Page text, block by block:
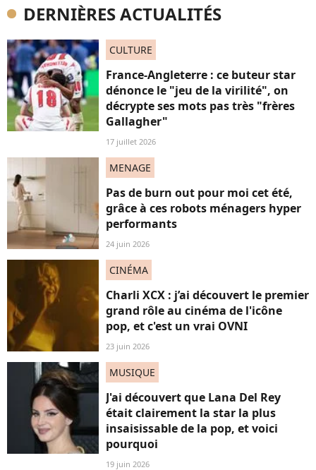
DERNIÈRES ACTUALITÉS
CULTURE
France-Angleterre : ce buteur star
dénonce le "jeu de la virilité", on
décrypte ses mots pas très "frères
Gallagher"
17 juillet 2026
MENAGE
Pas de burn out pour moi cet été,
grâce à ces robots ménagers hyper
performants
24 juin 2026
CINÉMA
Charli XCX : j’ai découvert le premier
grand rôle au cinéma de l'icône
pop, et c'est un vrai OVNI
23 juin 2026
MUSIQUE
J'ai découvert que Lana Del Rey
était clairement la star la plus
insaisissable de la pop, et voici
pourquoi
19 juin 2026